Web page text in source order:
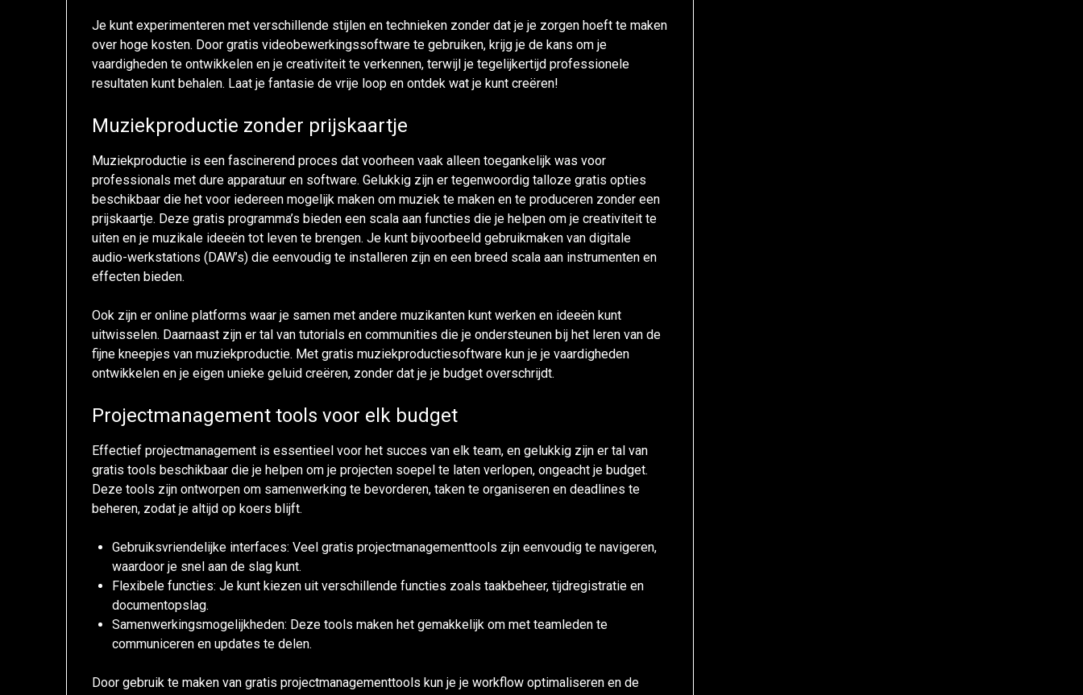
Je kunt experimenteren met verschillende stijlen en technieken zonder dat je je zorgen hoeft te maken
over hoge kosten. Door gratis videobewerkingssoftware te gebruiken, krijg je de kans om je
vaardigheden te ontwikkelen en je creativiteit te verkennen, terwijl je tegelijkertijd professionele
resultaten kunt behalen. Laat je fantasie de vrije loop en ontdek wat je kunt creëren!
Muziekproductie zonder prijskaartje
Muziekproductie is een fascinerend proces dat voorheen vaak alleen toegankelijk was voor
professionals met dure apparatuur en software. Gelukkig zijn er tegenwoordig talloze gratis opties
beschikbaar die het voor iedereen mogelijk maken om muziek te maken en te produceren zonder een
prijskaartje. Deze gratis programma’s bieden een scala aan functies die je helpen om je creativiteit te
uiten en je muzikale ideeën tot leven te brengen. Je kunt bijvoorbeeld gebruikmaken van digitale
audio-werkstations (DAW’s) die eenvoudig te installeren zijn en een breed scala aan instrumenten en
effecten bieden.
Ook zijn er online platforms waar je samen met andere muzikanten kunt werken en ideeën kunt
uitwisselen. Daarnaast zijn er tal van tutorials en communities die je ondersteunen bij het leren van de
fijne kneepjes van muziekproductie. Met gratis muziekproductiesoftware kun je je vaardigheden
ontwikkelen en je eigen unieke geluid creëren, zonder dat je je budget overschrijdt.
Projectmanagement tools voor elk budget
Effectief projectmanagement is essentieel voor het succes van elk team, en gelukkig zijn er tal van
gratis tools beschikbaar die je helpen om je projecten soepel te laten verlopen, ongeacht je budget.
Deze tools zijn ontworpen om samenwerking te bevorderen, taken te organiseren en deadlines te
beheren, zodat je altijd op koers blijft.
Gebruiksvriendelijke interfaces: Veel gratis projectmanagementtools zijn eenvoudig te navigeren,
waardoor je snel aan de slag kunt.
Flexibele functies: Je kunt kiezen uit verschillende functies zoals taakbeheer, tijdregistratie en
documentopslag.
Samenwerkingsmogelijkheden: Deze tools maken het gemakkelijk om met teamleden te
communiceren en updates te delen.
Door gebruik te maken van gratis projectmanagementtools kun je je workflow optimaliseren en de